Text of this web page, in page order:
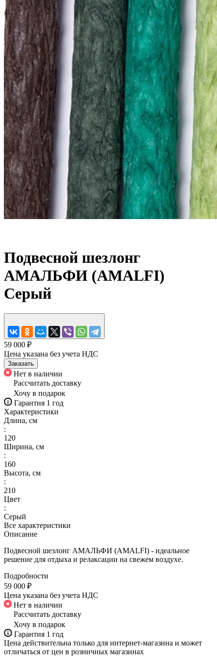
Подвесной шезлонг
АМАЛЬФИ (AMALFI)
Серый
59 000 ₽
Цена указана без учета НДС
Заказать
Нет в наличии
Рассчитать доставку
Хочу в подарок
Гарантия 1 год
Характеристики
Длина, см
:
120
Ширина, см
:
160
Высота, см
:
210
Цвет
:
Серый
Все характеристики
Описание
Подвесной шезлонг АМАЛЬФИ (AMALFI) - идеальное
решение для отдыха и релаксации на свежем воздухе.
Подробности
59 000 ₽
Цена указана без учета НДС
Нет в наличии
Рассчитать доставку
Хочу в подарок
Гарантия 1 год
Цена действительна только для интернет-магазина и может
отличаться от цен в розничных магазинах